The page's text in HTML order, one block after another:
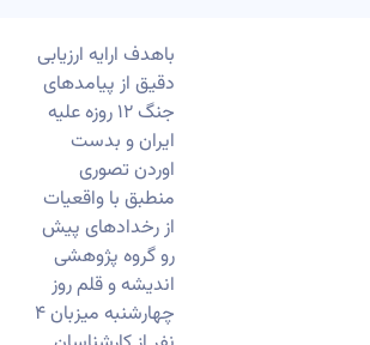
باهدف ارایه ارزیابی
دقیق از پیامدهای
جنگ ۱۲ روزه علیه
ایران و بدست
اوردن تصوری
منطبق با واقعیات
از رخدادهای پیش
رو گروه پژوهشی
اندیشه و قلم روز
چهارشنبه میزبان ۴